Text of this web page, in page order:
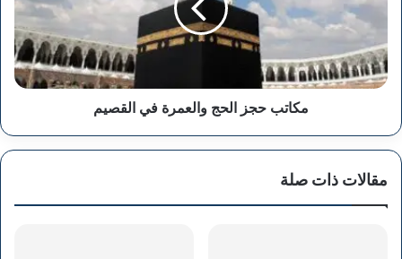
القصيم
مكاتب حجز الحج والعمرة في القصيم
مقالات ذات صلة